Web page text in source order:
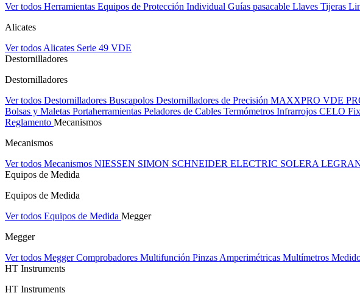
Ver todos Herramientas Equipos de Protección Individual Guías pasacable Llaves Tijeras
Alicates
Ver todos Alicates Serie 49 VDE
Destornilladores
Destornilladores
Ver todos Destornilladores Buscapolos Destornilladores de Precisión MAXXPRO VDE
Bolsas y Maletas Portaherramientas Peladores de Cables Termómetros Infrarrojos CELO
Reglamento Mecanismos
Mecanismos
Ver todos Mecanismos NIESSEN SIMON SCHNEIDER ELECTRIC SOLERA
Equipos de Medida
Equipos de Medida
Ver todos Equipos de Medida Megger
Megger
Ver todos MeggerComprobadores Multifunción Pinzas Amperimétricas Multímetros
HT Instruments
HT Instruments